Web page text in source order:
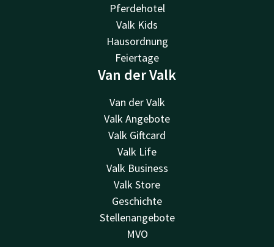
Pferdehotel
Valk Kids
Hausordnung
Feiertage
Van der Valk
Van der Valk
Valk Angebote
Valk Giftcard
Valk Life
Valk Business
Valk Store
Geschichte
Stellenangebote
MVO